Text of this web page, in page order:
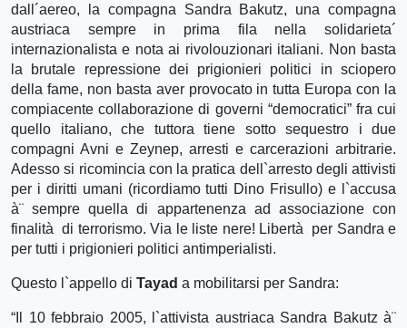
dall´aereo, la compagna Sandra Bakutz, una compagna
austriaca sempre in prima fila nella solidarieta´
internazionalista e nota ai rivolouzionari italiani. Non basta
la brutale repressione dei prigionieri politici in sciopero
della fame, non basta aver provocato in tutta Europa con la
compiacente collaborazione di governi “democratici” fra cui
quello italiano, che tuttora tiene sotto sequestro i due
compagni Avni e Zeynep, arresti e carcerazioni arbitrarie.
Adesso si ricomincia con la pratica dell`arresto degli attivisti
per i diritti umani (ricordiamo tutti Dino Frisullo) e l`accusa
à¨ sempre quella di appartenenza ad associazione con
finalità di terrorismo. Via le liste nere! Libertà per Sandra e
per tutti i prigionieri politici antimperialisti.
Questo l`appello di Tayad a mobilitarsi per Sandra:
“Il 10 febbraio 2005, l`attivista austriaca Sandra Bakutz à¨